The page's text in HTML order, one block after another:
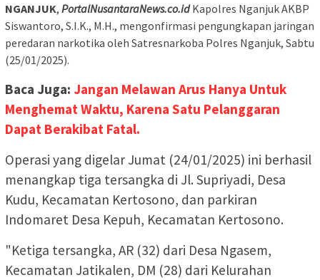
NGANJUK, PortalNusantaraNews.co.idKapolres Nganjuk AKBP
Siswantoro, S.I.K., M.H., mengonfirmasi pengungkapan jaringan
peredaran narkotika oleh Satresnarkoba Polres Nganjuk, Sabtu
(25/01/2025).
Baca Juga: Jangan Melawan Arus Hanya Untuk
Menghemat Waktu, Karena Satu Pelanggaran
Dapat Berakibat Fatal.
Operasi yang digelar Jumat (24/01/2025) ini berhasil
menangkap tiga tersangka di Jl. Supriyadi, Desa
Kudu, Kecamatan Kertosono, dan parkiran
Indomaret Desa Kepuh, Kecamatan Kertosono.
"Ketiga tersangka, AR (32) dari Desa Ngasem,
Kecamatan Jatikalen, DM (28) dari Kelurahan